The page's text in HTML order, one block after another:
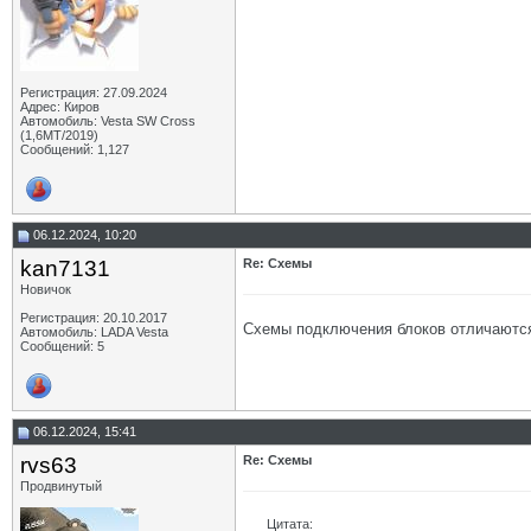
Регистрация: 27.09.2024
Адрес: Киров
Автомобиль: Vesta SW Cross
(1,6МТ/2019)
Сообщений: 1,127
06.12.2024, 10:20
kan7131
Новичок
Регистрация: 20.10.2017
Автомобиль: LADA Vesta
Сообщений: 5
Re: Схемы
Схемы подключения блоков
06.12.2024, 15:41
rvs63
Продвинутый
Re: Схемы
Цитата: